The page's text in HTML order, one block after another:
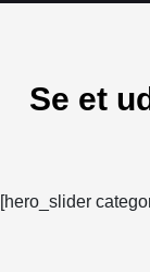
Se et
[hero_slider